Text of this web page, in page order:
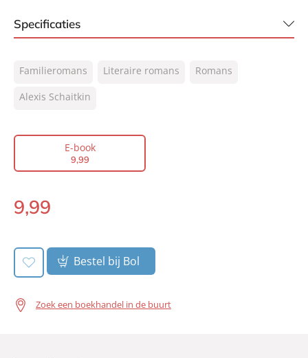
Specificaties
NUR:
302
Type:
Vertaler:
Erik de Vries
Aantal pagina's:
280
Verschijningsdatum:
Familieromans Literaire romans
Romans
Alexis Schaitkin
E-book
9,99
E-
9,99
Bestel bij Bol
Zoek een boekhandel in de buurt